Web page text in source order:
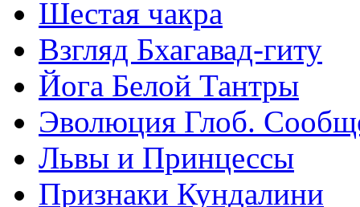
Шестая чакра
Взгляд Бхагавад-гиту
Йога Белой Тантры
Эволюция Глоб.
Львы и Принцессы
Признаки Кундалини